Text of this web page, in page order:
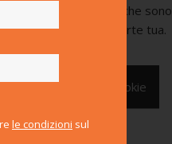
cookie di marketing, che sono
consenso da parte tua.
Consenti tutti i cookie
le condizioni sul